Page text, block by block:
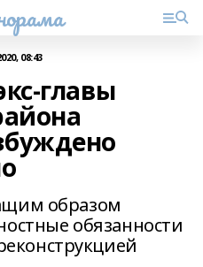
08:43
главы
образом
обязанности